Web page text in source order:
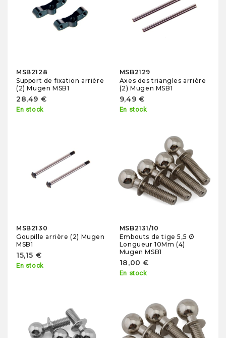
MSB2128
Support de fixation arrière
(2) Mugen MSB1
28,49 €
En stock
MSB2129
Axes des triangles arrière
(2) Mugen MSB1
9,49 €
En stock
MSB2130
Goupille arrière (2) Mugen
MSB1
15,15 €
En stock
MSB2131/10
Embouts de tige 5,5 Ø
Longueur 10Mm (4)
Mugen MSB1
18,00 €
En stock